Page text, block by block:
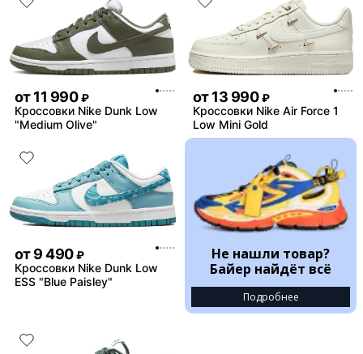
от11 990 ₽
Кроссовки Nike Dunk Low
"Medium Olive"
от13 990 ₽
Кроссовки Nike Air Force 1
Low Mini Gold
от9 490 ₽
Кроссовки Nike Dunk Low
ESS "Blue Paisley"
Не нашли товар?
Байер найдёт всё
Подробнее